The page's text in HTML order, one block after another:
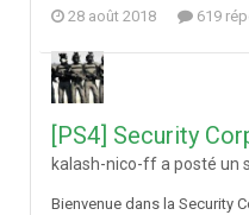
28 août 2018 619
[PS4] Security
kalash-nico-ff a posté un
Bienvenue dans la Security